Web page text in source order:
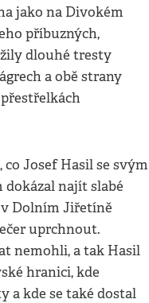
jako na Divokém
příbuzných,
dlouhé tresty
a obě strany
Josef Hasil se svým
najít slabé
Dolním Jiřetíně
uprchnout.
nemohli, a tak Hasil
hranici, kde
a kde se také dostal